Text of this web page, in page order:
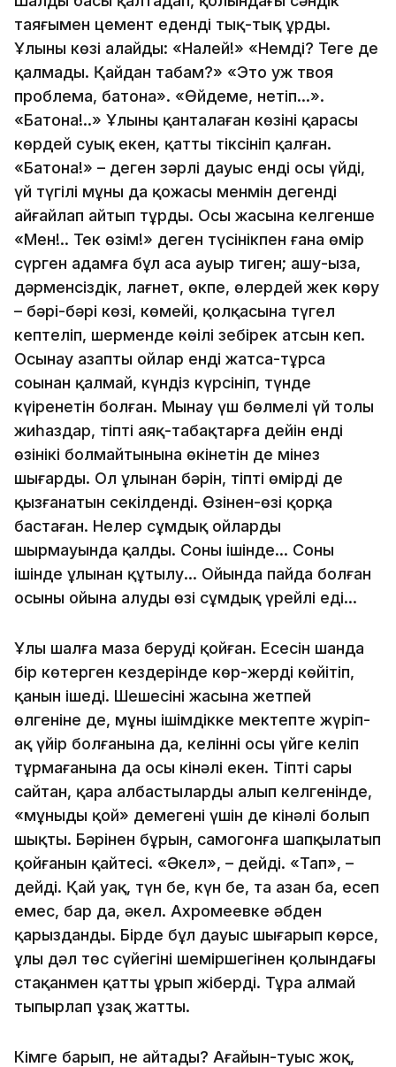
таяғымен цемент еденді тық-тық ұрды.
Ұлының көзі алайды: «Налей!» «Немді? Теңге де
қалмады. Қайдан табам?» «Это уж твоя
проблема, батона». «Өйдеме, нетіп…».
«Батона!..» Ұлының қанталаған көзінің қарасы
көрдей суық екен, қатты тіксініп қалған.
«Батона!» – деген зәрлі дауыс енді осы үйдің,
үй түгілі мұның да қожасы менмін дегенді
айғайлап айтып тұрды. Осы жасына келгенше
«Мен!.. Тек өзім!» деген түсінікпен ғана өмір
сүрген адамға бұл аса ауыр тиген; ашу-ыза,
дәрменсіздік, лағнет, өкпе, өлердей жек көру
– бәрі-бәрі көзі, көмейі, қолқасына түгел
кептеліп, шерменде көңілі зеңбірек атсын кеп.
Осынау азапты ойлар енді жатса-тұрса
соңынан қалмай, күндіз күрсініп, түнде
күңіренетін болған. Мынау үш бөлмелі үй толы
жиһаздар, тіпті аяқ-табақтарға дейін енді
өзінікі болмайтынына өкінетін де мінез
шығарды. Ол ұлынан бәрін, тіпті өмірді де
қызғанатын секілденді. Өзінен-өзі қорқа
бастаған. Нелер сұмдық ойлардың
шырмауында қалды. Соның ішінде… Соның
ішінде ұлынан құтылу… Ойында пайда болған
осыны ойына алудың өзі сұмдық үрейлі еді…
Ұлы шалға маза беруді қойған. Еңсесін шанда
бір көтерген кездерінде көр-жерді көйітіп,
қанын ішеді. Шешесінің жасына жетпей
өлгеніне де, мұның ішімдікке мектепте жүріп-
ақ үйір болғанына да, келіннің осы үйге келіп
тұрмағанына да осы кінәлі екен. Тіпті сары
сайтан, қара албастыларды алып келгенінде,
«мұныңды қой» демегені үшін де кінәлі болып
шықты. Бәрінен бұрын, самогонға шапқылатып
қойғанын қайтесің. «Әкел», – дейді. «Тап», –
дейді. Қай уақ, түн бе, күн бе, таң азан ба, есеп
емес, бар да, әкел. Ахромеевке әбден
қарызданды. Бірде бұл дауыс шығарып көрсе,
ұлы дәл төс сүйегінің шеміршегінен қолындағы
стақанмен қатты ұрып жіберді. Тұра алмай
тыпырлап ұзақ жатты.
Кімге барып, не айтады? Ағайын-туыс жоқ,